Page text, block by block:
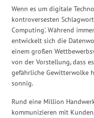
Wenn es um digitale
kontroversesten
Computing’. Während
entwickelt sich die
einem großen
von der Vorstellung, dass
gefährliche Gewitterwolke
sonnig.
Rund eine Million
kommunizieren mit